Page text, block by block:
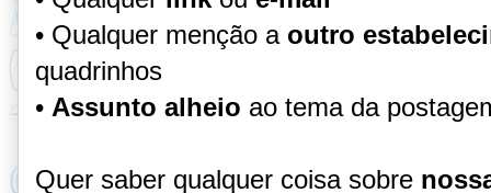
• Qualquer menção a outro
quadrinhos
• Assunto alheio ao tema da
Quer saber qualquer coisa sobre